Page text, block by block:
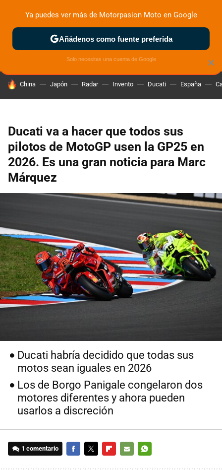
ZONA DE PRUEBAS DEPORTIVAS MOTOS ELÉCTRICAS
HOY SE HABLA DE
China Japón Radar Invento Ducati España
Ducati va a hacer que todos sus
pilotos de MotoGP usen la GP25 en
2026. Es una gran noticia para Marc
Márquez
Ducati habría decidido que todas sus
motos sean iguales en 2026
Los de Borgo Panigale congelaron dos
motores diferentes y ahora pueden
usarlos a discreción
1 comentario
×
Ya puedes ver más de Motorpasion Moto en Google
Añádenos como fuente preferida
Solo necesitas una cuenta de Google